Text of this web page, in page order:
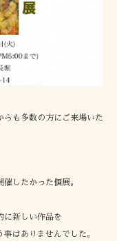
らも多数の方にご来場いた
したかった個展。
に新しい作品を
はありませんでした。